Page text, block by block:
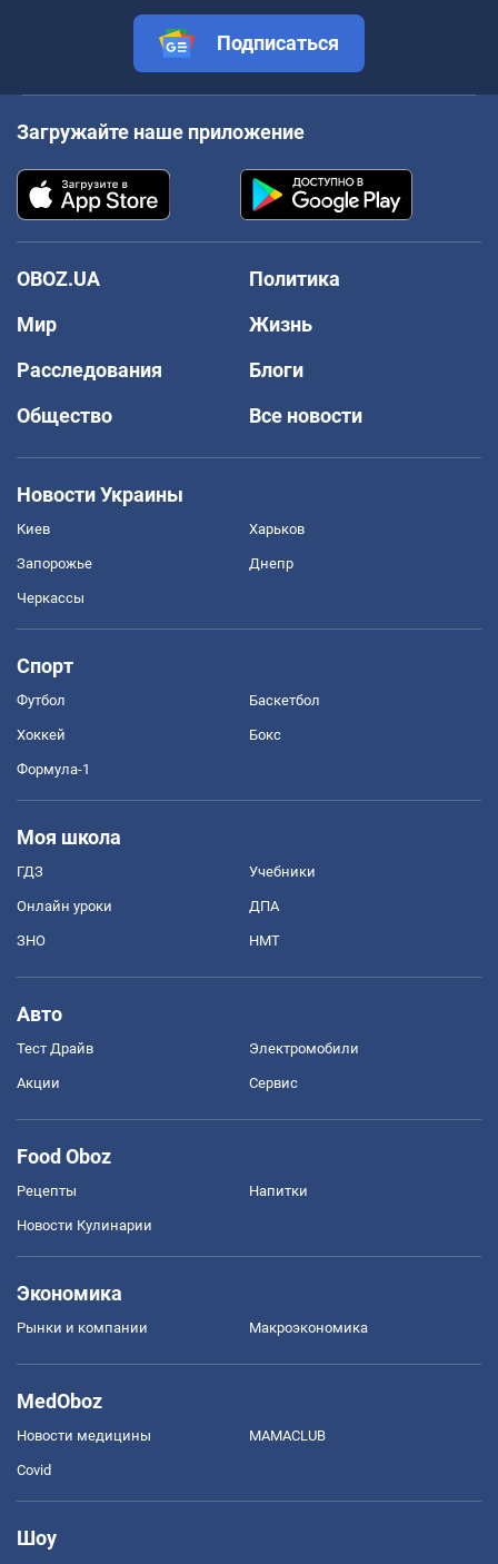
Подписаться
Загружайте наше приложение
OBOZ.UA
Политика
Мир
Жизнь
Расследования
Блоги
Общество
Все новости
Новости Украины
Киев Харьков
Запорожье Днепр
Черкассы
Спорт
Футбол Баскетбол
Хоккей Бокс
Формула-1
Моя школа
ГДЗ Учебники
Онлайн уроки ДПА
ЗНО НМТ
Авто
Тест Драйв Электромобили
Акции Сервис
Food Oboz
Рецепты Напитки
Новости Кулинарии
Экономика
Рынки и компании Mакроэкономика
MedOboz
Новости медицины MAMACLUB
Covid
Шоу